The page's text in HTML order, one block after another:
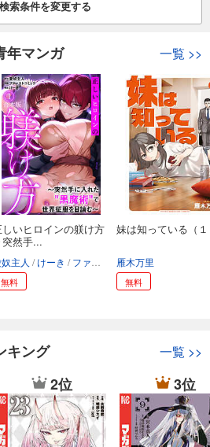
検索条件を変更する
年マンガ 一覧 >>
編集部
しいヒロインの躾け方
突然手...
主人 けーき ファーストコミック
無料
妹は知っている（
雁木万里
無料
キング 一覧 >>
2位 3位